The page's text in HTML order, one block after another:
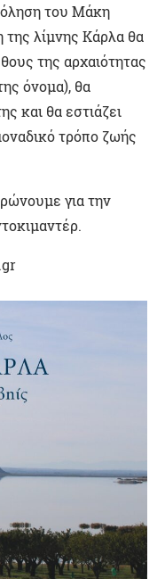
του Μάκη
λίμνης Κάρλα θα
της αρχαιότητας
όνομα), θα
και θα εστιάζει
τρόπο ζωής
για την